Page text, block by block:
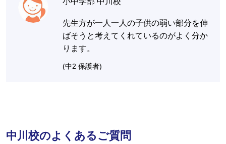
先生方が一人一人の子供の弱い部分を伸
ばそうと考えてくれているのがよく分か
ります。
(中2 保護者)
中川校のよくあるご質問